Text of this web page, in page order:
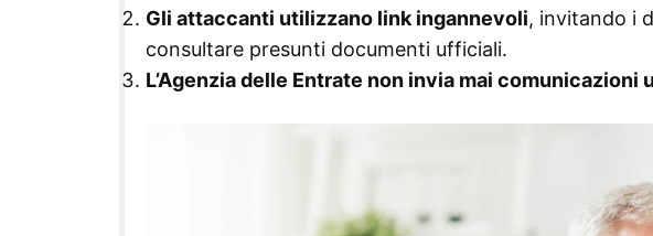
Gli attaccanti utilizzano link ingannevoli, invitando i
consultare presunti documenti ufficiali.
L’Agenzia delle Entrate non invia mai